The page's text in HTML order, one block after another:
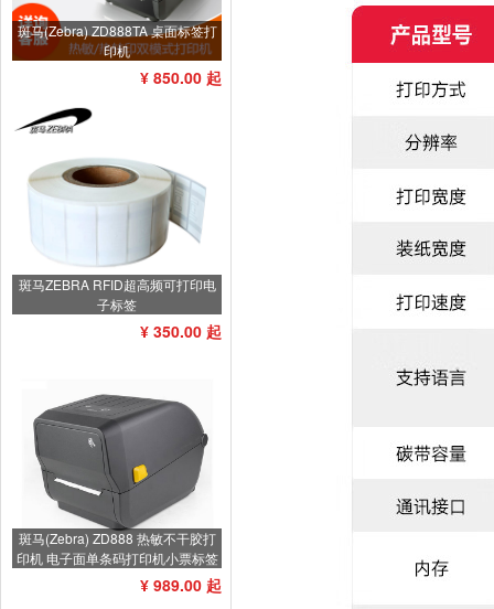
斑马(Zebra) ZD888TA 桌面标签打
印机
¥ 850.00 起
斑马ZEBRA RFID超高频可打印电
子标签
¥ 350.00 起
斑马(Zebra) ZD888 热敏不干胶打
印机 电子面单条码打印机小票标签
打印机不干胶标签机¥ 989.00 起